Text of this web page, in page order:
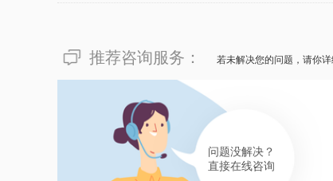
推荐咨询服务： 若未解决您的问题，请你
问题没解决？
直接在线咨询